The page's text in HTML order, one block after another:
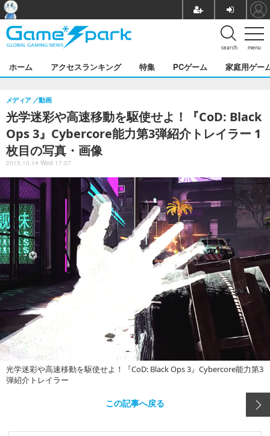
menu
search
ホーム アクセスランキング 特集 PCゲーム 家庭用ゲー
光学迷彩や高速移動を駆使せよ！『CoD: Black
Ops 3』Cybercore能力第3弾紹介トレイラー 1
枚目の写真・画像
メディア 動画
2015.10.14 Wed 17:07
光学迷彩や高速移動を駆使せよ！『CoD: Black Ops 3』Cybercore能力第3
弾紹介トレイラー
この記事へ戻る